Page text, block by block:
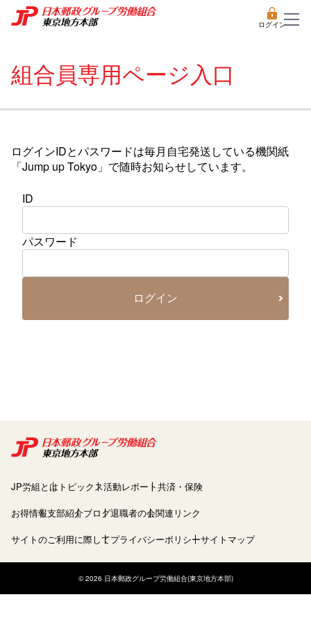
ログイン
組合員専用ページ入口
ログインIDとパスワードは毎月自宅発送している機関紙
「Jump up Tokyo」で随時お知らせしています。
ID
パスワード
ログイン
JP労組とは トピックス活動レポート共済・保険
お得情報支部紹介ブログ退職者の会関連リンク
サイトのご利用に際してプライバシーポリシーサイトマップ
© 2026 日本郵政グループ労働組合(東京地方本部)